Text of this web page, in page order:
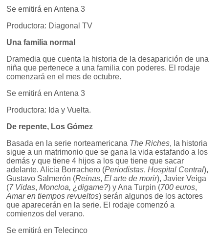
Se emitirá en Antena 3
Productora: Diagonal TV
Una familia normal
Dramedia que cuenta la historia de la desaparición de una
niña que pertenece a una familia con poderes. El rodaje
comenzará en el mes de octubre.
Se emitirá en Antena 3
Productora: Ida y Vuelta.
De repente, Los Gómez
Basada en la serie norteamericana The Riches, la historia
sigue a un matrimonio que se gana la vida estafando a los
demás y que tiene 4 hijos a los que tiene que sacar
adelante. Alicia Borrachero (Periodistas,Hospital Central),
Gustavo Salmerón (Reinas,El arte de morir), Javier Veiga
(7 Vidas,Moncloa, ¿digame?) y Ana Turpin (700 euros,
Amar en tiempos revueltos) serán algunos de los actores
que aparecerán en la serie. El rodaje comenzó a
comienzos del verano.
Se emitirá en Telecinco